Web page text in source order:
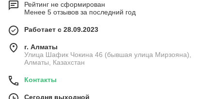
Рейтинг не сформирован
Менее 5 отзывов за последний год
Работает с 28.09.2023
г. Алматы
Улица Шафик Чокина 46 (бывшая улица Мирзояна),
Алматы, Казахстан
Контакты
Сегодня выходной